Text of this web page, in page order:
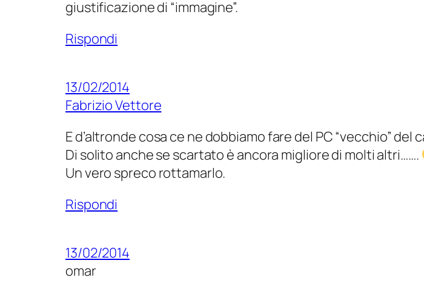
giustificazione di “immagine”.
Rispondi
13/02/2014
Fabrizio Vettore
E d’altronde cosa ce ne dobbiamo fare del PC “vecchio” del
Di solito anche se scartato è ancora migliore di molti altri…….
Un vero spreco rottamarlo.
Rispondi
13/02/2014
omar